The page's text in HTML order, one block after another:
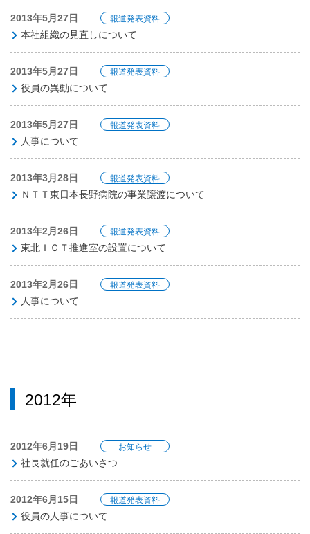
2013年5月27日 報道発表資料
本社組織の見直しについて
2013年5月27日 報道発表資料
役員の異動について
2013年5月27日 報道発表資料
人事について
2013年3月28日 報道発表資料
ＮＴＴ東日本長野病院の事業譲渡について
2013年2月26日 報道発表資料
東北ＩＣＴ推進室の設置について
2013年2月26日 報道発表資料
人事について
2012年
2012年6月19日 お知らせ
社長就任のごあいさつ
2012年6月15日 報道発表資料
役員の人事について